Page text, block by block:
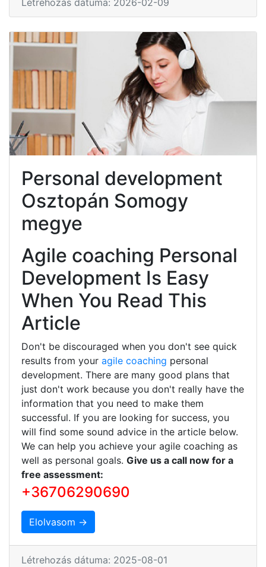
Personal development
Osztopán Somogy
megye
Agile coaching Personal
Development Is Easy
When You Read This
Article
Don't be discouraged when you don't see quick
results from your agile coaching personal
development. There are many good plans that
just don't work because you don't really have the
information that you need to make them
successful. If you are looking for success, you
will find some sound advice in the article below.
We can help you achieve your agile coaching as
well as personal goals. Give us a call now for a
free assessment:
+36706290690
Elolvasom →
Létrehozás dátuma: 2025-08-01